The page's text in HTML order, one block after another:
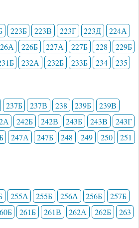
223Б 223В 223Г 223Д
224А
226Б 227А 227Б 228
229Б
232А 232Б 233Б 234 235
237Б 237В 238 239Б
239В
242Б 242В 243Б 243В
243Г
247А 247Б 248 249 250
251
255А 255Б 256А 256Б
257Б
261Б 261В 262А 262Б 263